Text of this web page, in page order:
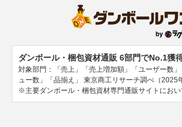
ダンボール・梱包資材通販 6部門でNo.1獲
対象部門：「売上」「売上増加額」「ユーザー数
ュー数」「品揃え」
東京商工リサーチ調べ（2025
※主要ダンボール・梱包資材専門通販サイトにおい